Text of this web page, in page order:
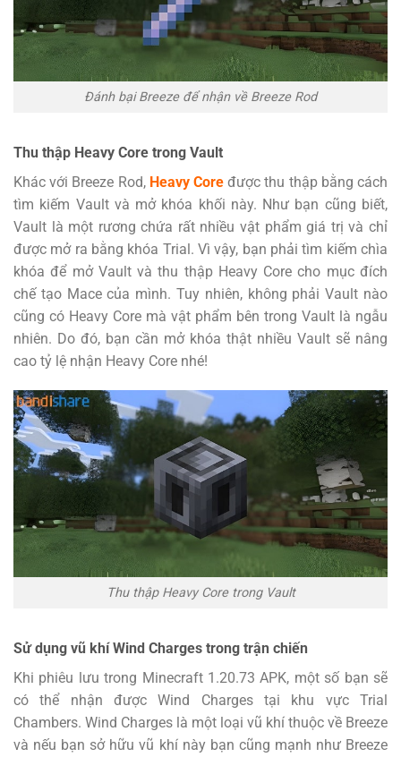
Đánh bại Breeze để nhận về Breeze Rod
Thu thập Heavy Core trong Vault
Khác với Breeze Rod, Heavy Core được thu thập bằng cách
tìm kiếm Vault và mở khóa khối này. Như bạn cũng biết,
Vault là một rương chứa rất nhiều vật phẩm giá trị và chỉ
được mở ra bằng khóa Trial. Vì vậy, bạn phải tìm kiếm chìa
khóa để mở Vault và thu thập Heavy Core cho mục đích
chế tạo Mace của mình. Tuy nhiên, không phải Vault nào
cũng có Heavy Core mà vật phẩm bên trong Vault là ngẫu
nhiên. Do đó, bạn cần mở khóa thật nhiều Vault sẽ nâng
cao tỷ lệ nhận Heavy Core nhé!
Thu thập Heavy Core trong Vault
Sử dụng vũ khí Wind Charges trong trận chiến
Khi phiêu lưu trong Minecraft 1.20.73 APK, một số bạn sẽ
có thể nhận được Wind Charges tại khu vực Trial
Chambers. Wind Charges là một loại vũ khí thuộc về Breeze
và nếu bạn sở hữu vũ khí này bạn cũng mạnh như Breeze